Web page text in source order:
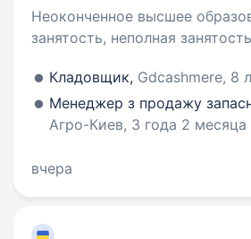
Неоконченное высшее
занятость, неполная занятость
Кладовщик, Gdcashmere, 8
Менеджер з продажу
Агро-Киев, 3 года 2 месяца
вчера